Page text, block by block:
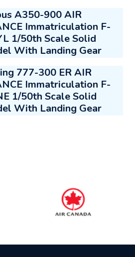
A350-900 AIR
Immatriculation F-
1/50th Scale Solid
With Landing Gear
777-300 ER AIR
Immatriculation F-
1/50th Scale Solid
With Landing Gear